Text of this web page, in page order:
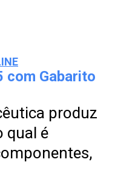
com Gabarito
produz
qual é